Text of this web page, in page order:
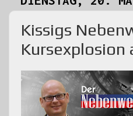
Kissigs
Kursexplosion